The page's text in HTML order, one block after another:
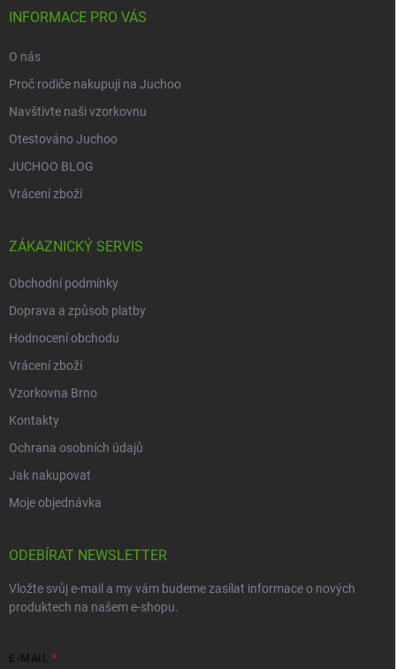
INFORMACE PRO VÁS
O nás
Proč rodiče nakupují na Juchoo
Navštivte naši vzorkovnu
Otestováno Juchoo
JUCHOO BLOG
Vrácení zboží
ZÁKAZNICKÝ SERVIS
Obchodní podmínky
Doprava a způsob platby
Hodnocení obchodu
Vrácení zboží
Vzorkovna Brno
Kontakty
Ochrana osobních údajů
Jak nakupovat
Moje objednávka
ODEBÍRAT NEWSLETTER
Vložte svůj e-mail a my vám budeme zasílat informace o nových
produktech na našem e-shopu.
E-MAIL